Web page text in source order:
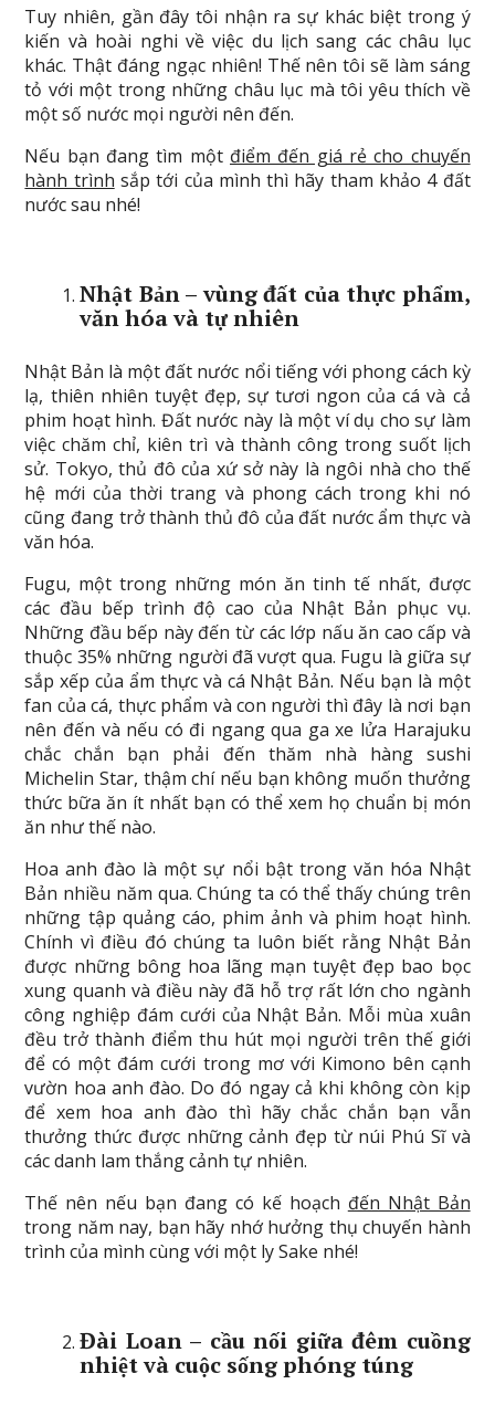
Tuy nhiên, gần đây tôi nhận ra sự khác biệt trong ý
kiến và hoài nghi về việc du lịch sang các châu lục
khác. Thật đáng ngạc nhiên! Thế nên tôi sẽ làm sáng
tỏ với một trong những châu lục mà tôi yêu thích về
một số nước mọi người nên đến.
Nếu bạn đang tìm một điểm đến giá rẻ cho chuyến
hành trình sắp tới của mình thì hãy tham khảo 4 đất
nước sau nhé!
Nhật Bản– vùng đất của thực phẩm,
văn hóa và tự nhiên
Nhật Bản là một đất nước nổi tiếng với phong cách kỳ
lạ, thiên nhiên tuyệt đẹp, sự tươi ngon của cá và cả
phim hoạt hình. Đất nước này là một ví dụ cho sự làm
việc chăm chỉ, kiên trì và thành công trong suốt lịch
sử. Tokyo, thủ đô của xứ sở này là ngôi nhà cho thế
hệ mới của thời trang và phong cách trong khi nó
cũng đang trở thành thủ đô của đất nước ẩm thực và
văn hóa.
Fugu, một trong những món ăn tinh tế nhất, được
các đầu bếp trình độ cao của Nhật Bản phục vụ.
Những đầu bếp này đến từ các lớp nấu ăn cao cấp và
thuộc 35% những người đã vượt qua. Fugu là giữa sự
sắp xếp của ẩm thực và cá Nhật Bản. Nếu bạn là một
fan của cá, thực phẩm và con người thì đây là nơi bạn
nên đến và nếu có đi ngang qua ga xe lửa Harajuku
chắc chắn bạn phải đến thăm nhà hàng sushi
Michelin Star, thậm chí nếu bạn không muốn thưởng
thức bữa ăn ít nhất bạn có thể xem họ chuẩn bị món
ăn như thế nào.
Hoa anh đào là một sự nổi bật trong văn hóa Nhật
Bản nhiều năm qua. Chúng ta có thể thấy chúng trên
những tập quảng cáo, phim ảnh và phim hoạt hình.
Chính vì điều đó chúng ta luôn biết rằng Nhật Bản
được những bông hoa lãng mạn tuyệt đẹp bao bọc
xung quanh và điều này đã hỗ trợ rất lớn cho ngành
công nghiệp đám cưới của Nhật Bản. Mỗi mùa xuân
đều trở thành điểm thu hút mọi người trên thế giới
để có một đám cưới trong mơ với Kimono bên cạnh
vườn hoa anh đào. Do đó ngay cả khi không còn kịp
để xem hoa anh đào thì hãy chắc chắn bạn vẫn
thưởng thức được những cảnh đẹp từ núi Phú Sĩ và
các danh lam thắng cảnh tự nhiên.
Thế nên nếu bạn đang có kế hoạch đến Nhật Bản
trong năm nay, bạn hãy nhớ hưởng thụ chuyến hành
trình của mình cùng với một ly Sake nhé!
Đài Loan– cầu nối giữa đêm cuồng
nhiệt và cuộc sống phóng túng